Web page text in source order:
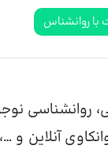
با روانشناس
روانشناسی
آنلاین و